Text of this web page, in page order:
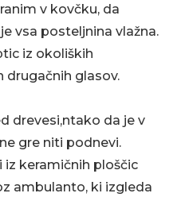
v kovčku, da
vsa posteljnina vlažna.
iz okoliških
drugačnih glasov.
drevesi,ntako da je v
gre niti podnevi.
keramičnih ploščic
ambulanto, ki izgleda